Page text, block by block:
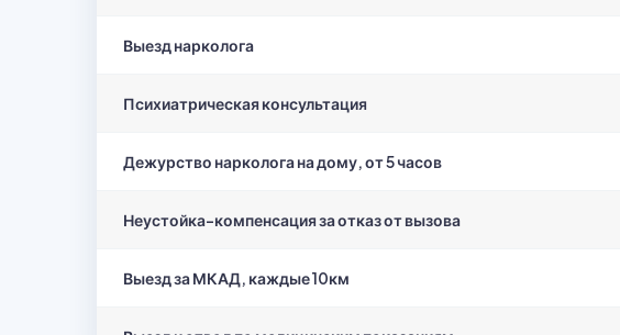
Выезд нарколога
Психиатрическая консультация
Дежурство нарколога на дому, от 5 часов
Неустойка-компенсация за отказ от вызова
Выезд за МКАД, каждые 10км